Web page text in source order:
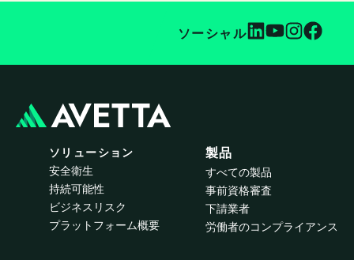
ソーシャル
ソリューション
安全衛生
持続可能性
ビジネスリスク
プラットフォーム概要
製品
すべての製品
事前資格審査
下請業者
労働者のコンプライアンス